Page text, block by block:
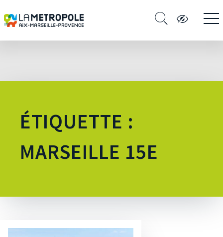
ÉTIQUETTE :
MARSEILLE 15E